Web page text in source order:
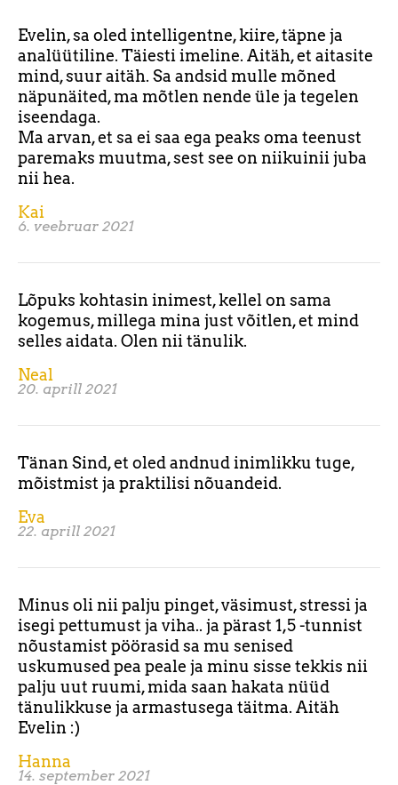
Evelin, sa oled intelligentne, kiire, täpne ja
analüütiline. Täiesti imeline. Aitäh, et aitasite
mind, suur aitäh. Sa andsid mulle mõned
näpunäited, ma mõtlen nende üle ja tegelen
iseendaga.
Ma arvan, et sa ei saa ega peaks oma teenust
paremaks muutma, sest see on niikuinii juba
nii hea.
Kai
6. veebruar 2021
Lõpuks kohtasin inimest, kellel on sama
kogemus, millega mina just võitlen, et mind
selles aidata. Olen nii tänulik.
Neal
20. aprill 2021
Tänan Sind, et oled andnud inimlikku tuge,
mõistmist ja praktilisi nõuandeid.
Eva
22. aprill 2021
Minus oli nii palju pinget, väsimust, stressi ja
isegi pettumust ja viha.. ja pärast 1,5 -tunnist
nõustamist pöörasid sa mu senised
uskumused pea peale ja minu sisse tekkis nii
palju uut ruumi, mida saan hakata nüüd
tänulikkuse ja armastusega täitma. Aitäh
Evelin :)
Hanna
14. september 2021